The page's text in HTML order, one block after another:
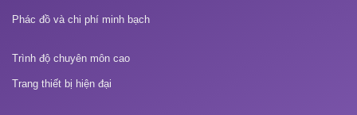
Phác đồ và chi phí minh bạch
Trình độ chuyên môn cao
Trang thiết bị hiện đại